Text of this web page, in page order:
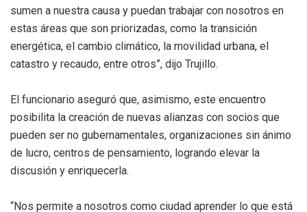
sumen a nuestra causa y puedan trabajar con nosotros en
estas áreas que son priorizadas, como la transición
energética, el cambio climático, la movilidad urbana, el
catastro y recaudo, entre otros”, dijo Trujillo.
El funcionario aseguró que, asimismo, este encuentro
posibilita la creación de nuevas alianzas con socios que
pueden ser no gubernamentales, organizaciones sin ánimo
de lucro, centros de pensamiento, logrando elevar la
discusión y enriquecerla.
“Nos permite a nosotros como ciudad aprender lo que está